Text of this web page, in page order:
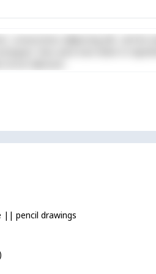
consectetur adipiscing elit, sed do
|| pencil drawings